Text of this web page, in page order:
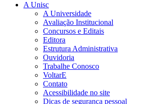
A Unisc
A Universidade
Avaliação Institucional
Concursos e Editais
Editora
Estrutura Administrativa
Ouvidoria
Trabalhe Conosco
VoltarE
Contato
Acessibilidade no site
Dicas de segurança pessoal